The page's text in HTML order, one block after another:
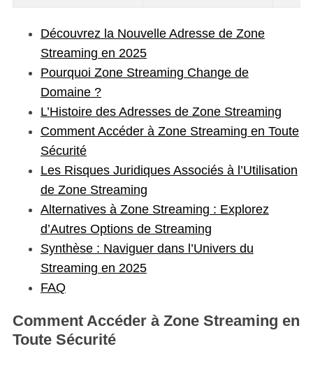
Découvrez la Nouvelle Adresse de Zone
Streaming en 2025
Pourquoi Zone Streaming Change de
Domaine ?
L’Histoire des Adresses de Zone Streaming
Comment Accéder à Zone Streaming en Toute
Sécurité
Les Risques Juridiques Associés à l’Utilisation
de Zone Streaming
Alternatives à Zone Streaming : Explorez
d’Autres Options de Streaming
Synthèse : Naviguer dans l’Univers du
Streaming en 2025
FAQ
Comment Accéder à Zone Streaming en
Toute Sécurité